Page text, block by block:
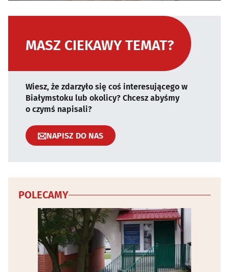
MASZ CIEKAWY TEMAT?
Wiesz, że zdarzyło się coś interesującego w
Białymstoku lub okolicy? Chcesz abyśmy
o czymś napisali?
NAPISZ DO NAS
POLECAMY